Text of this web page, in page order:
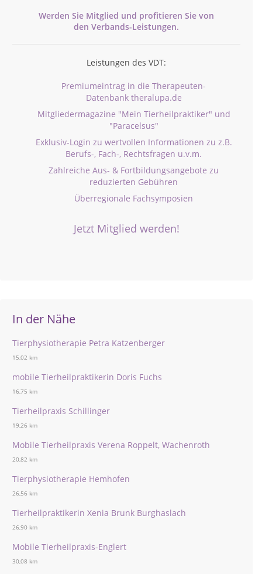
Werden Sie Mitglied und profitieren Sie von
den Verbands-Leistungen.
Leistungen des VDT:
Premiumeintrag in die Therapeuten-
Datenbank theralupa.de
Mitgliedermagazine "Mein Tierheilpraktiker" und
"Paracelsus"
Exklusiv-Login zu wertvollen Informationen zu z.B.
Berufs-, Fach-, Rechtsfragen u.v.m.
Zahlreiche Aus- & Fortbildungsangebote zu
reduzierten Gebühren
Überregionale Fachsymposien
Jetzt Mitglied werden!
In der Nähe
Tierphysiotherapie Petra Katzenberger
15,02 km
mobile Tierheilpraktikerin Doris Fuchs
16,75 km
Tierheilpraxis Schillinger
19,26 km
Mobile Tierheilpraxis Verena Roppelt, Wachenroth
20,82 km
Tierphysiotherapie Hemhofen
26,56 km
Tierheilpraktikerin Xenia Brunk Burghaslach
26,90 km
Mobile Tierheilpraxis-Englert
30,08 km